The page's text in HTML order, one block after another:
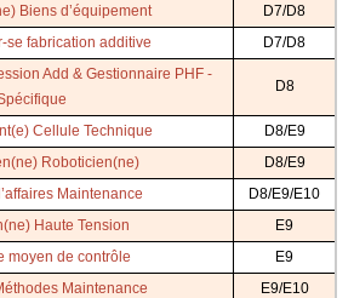
Biens d’équipement
D7/D8
se fabrication additive
D7/D8
Add & Gestionnaire PHF -
D8
Cellule Technique
D8/E9
Roboticien(ne)
D8/E9
Maintenance
D8/E9/E10
Haute Tension
E9
moyen de contrôle
E9
Maintenance
E9/E10